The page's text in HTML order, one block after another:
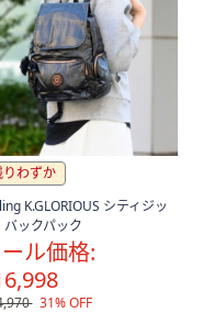
りわずか
K.GLORIOUS シティジッ
バックパック
ル価格:
31% OFF